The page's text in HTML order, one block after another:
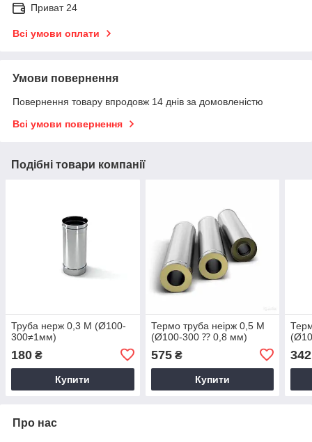
Приват 24
Всі умови оплати
Умови повернення
Повернення товару впродовж 14 днів за домовленістю
Всі умови повернення
Подібні товари компанії
Труба нерж 0,3 М (Ø100-
300≠1мм)
180 ₴
Купити
Термо труба неірж 0,5 М
(Ø100-300 ⁇ 0,8 мм)
575₴
Купити
342
Про нас